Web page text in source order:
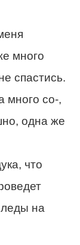
много
спастись.
много со-,
одна же
что
на